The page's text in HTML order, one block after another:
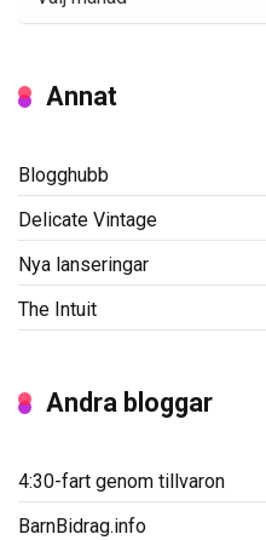
Annat
Blogghubb
Delicate Vintage
Nya lanseringar
The Intuit
Andra bloggar
4:30-fart genom tillvaron
BarnBidrag.info